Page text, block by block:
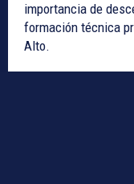
importancia de
formación técnica
Alto.